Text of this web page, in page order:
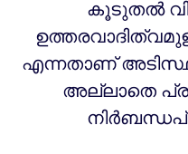
കൂടുതൽ
എന്നതാണ്
അല്ലാതെ